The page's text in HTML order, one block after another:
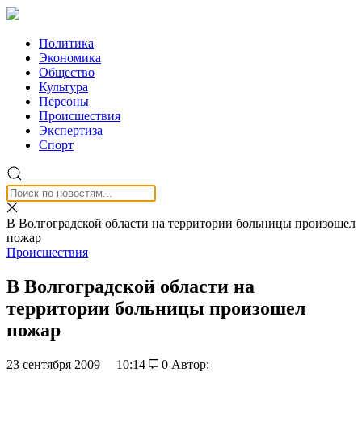
Политика
Экономика
Общество
Культура
Персоны
Происшествия
Экспертиза
Спорт
В Волгоградской области на территории больницы произошел
пожар
Происшествия
В Волгоградской области на
территории больницы произошел
пожар
23 сентября 2009 10:14 0 Автор: